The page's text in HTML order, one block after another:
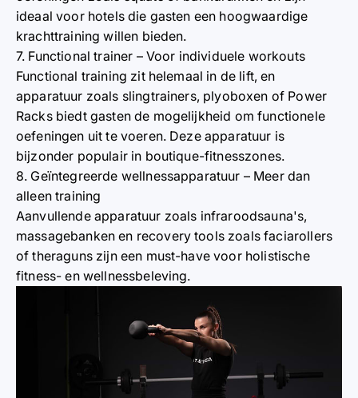
ideaal voor hotels die gasten een hoogwaardige
krachttraining willen bieden.
7. Functional trainer – Voor individuele workouts
Functional training zit helemaal in de lift, en
apparatuur zoals slingtrainers, plyoboxen of Power
Racks biedt gasten de mogelijkheid om functionele
oefeningen uit te voeren. Deze apparatuur is
bijzonder populair in boutique-fitnesszones.
8. Geïntegreerde wellnessapparatuur – Meer dan
alleen training
Aanvullende apparatuur zoals infraroodsauna's,
massagebanken en recovery tools zoals faciarollers
of theraguns zijn een must-have voor holistische
fitness- en wellnessbeleving.